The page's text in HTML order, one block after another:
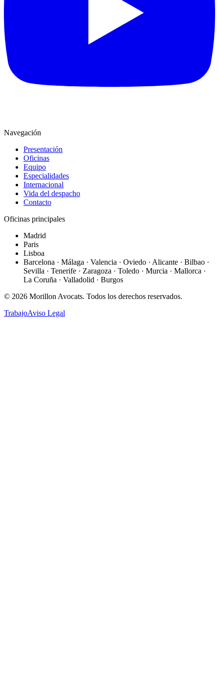
Navegación
Presentación
Oficinas
Equipo
Especialidades
Internacional
Vida del despacho
Contacto
Oficinas principales
Madrid
Paris
Lisboa
Barcelona · Málaga · Valencia · Oviedo · Alicante · Bilbao ·
Sevilla · Tenerife · Zaragoza · Toledo · Murcia · Mallorca ·
La Coruña · Valladolid · Burgos
© 2026 Morillon Avocats. Todos los derechos reservados.
TrabajoAviso Legal